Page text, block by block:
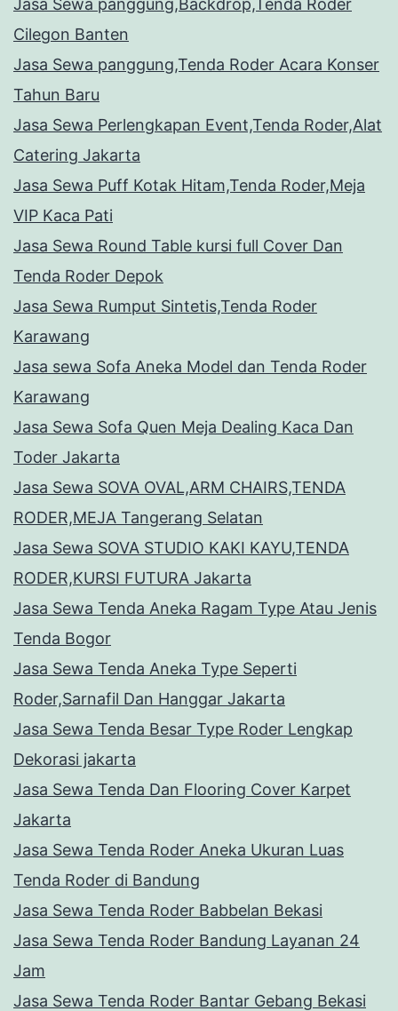
Cilegon Banten
Jasa Sewa panggung,Tenda Roder Acara Konser
Tahun Baru
Jasa Sewa Perlengkapan Event,Tenda Roder,Alat
Catering Jakarta
Jasa Sewa Puff Kotak Hitam,Tenda Roder,Meja
VIP Kaca Pati
Jasa Sewa Round Table kursi full Cover Dan
Tenda Roder Depok
Jasa Sewa Rumput Sintetis,Tenda Roder
Karawang
Jasa sewa Sofa Aneka Model dan Tenda Roder
Karawang
Jasa Sewa Sofa Quen Meja Dealing Kaca Dan
Toder Jakarta
Jasa Sewa SOVA OVAL,ARM CHAIRS,TENDA
RODER,MEJA Tangerang Selatan
Jasa Sewa SOVA STUDIO KAKI KAYU,TENDA
RODER,KURSI FUTURA Jakarta
Jasa Sewa Tenda Aneka Ragam Type Atau Jenis
Tenda Bogor
Jasa Sewa Tenda Aneka Type Seperti
Roder,Sarnafil Dan Hanggar Jakarta
Jasa Sewa Tenda Besar Type Roder Lengkap
Dekorasi jakarta
Jasa Sewa Tenda Dan Flooring Cover Karpet
Jakarta
Jasa Sewa Tenda Roder Aneka Ukuran Luas
Tenda Roder di Bandung
Jasa Sewa Tenda Roder Babbelan Bekasi
Jasa Sewa Tenda Roder Bandung Layanan 24
Jam
Jasa Sewa Tenda Roder Bantar Gebang Bekasi